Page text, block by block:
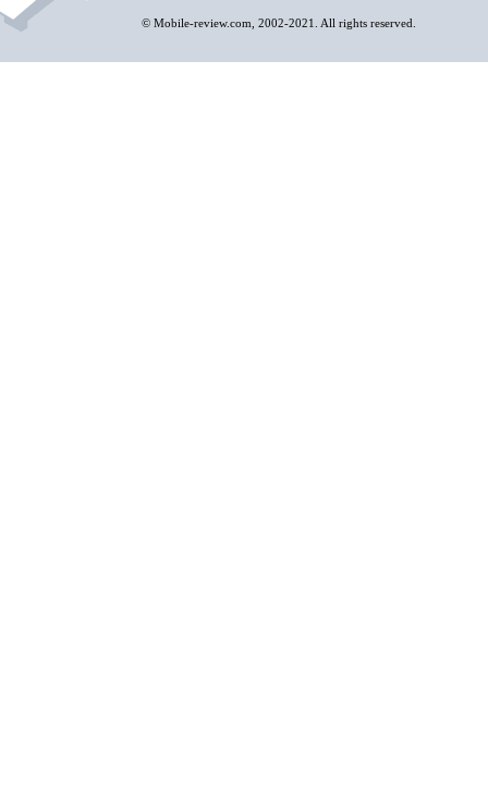
© Mobile-review.com, 2002-2021. All rights reserved.